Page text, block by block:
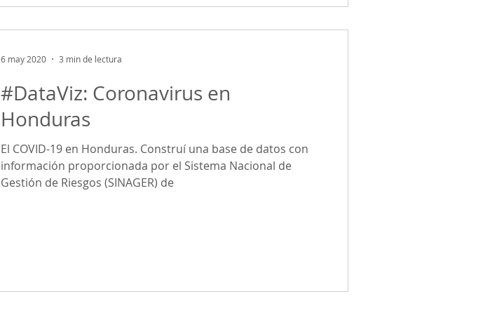
#DataViz: Coronavirus en
Honduras
El COVID-19 en Honduras. Construí una base de datos con
información proporcionada por el Sistema Nacional de
Gestión de Riesgos (SINAGER) de
6 may 2020 3 min de lectura